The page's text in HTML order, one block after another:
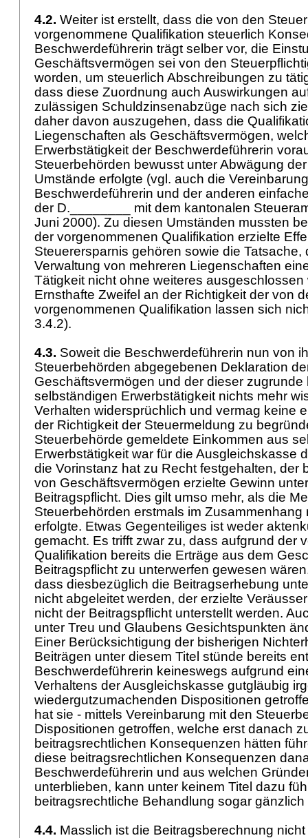
4.2. Weiter ist erstellt, dass die von den
vorgenommene Qualifikation steuerlich
Beschwerdeführerin trägt selber vor, die
Geschäftsvermögen sei von den
worden, um steuerlich Abschreibungen zu
dass diese Zuordnung auch Auswirkungen
zulässigen Schuldzinsenabzüge nach sich
daher davon auszugehen, dass die
Liegenschaften als Geschäftsvermögen,
Erwerbstätigkeit der Beschwerdeführerin
Steuerbehörden bewusst unter Abwägung
Umstände erfolgte (vgl. auch die
Beschwerdeführerin und der anderen
der D.________ mit dem kantonalen
Juni 2000). Zu diesen Umständen mussten
der vorgenommenen Qualifikation erzielte
Steuerersparnis gehören sowie die Tatsache,
Verwaltung von mehreren Liegenschaften
Tätigkeit nicht ohne weiteres ausgeschlossen
Ernsthafte Zweifel an der Richtigkeit der von
vorgenommenen Qualifikation lassen sich
3.4.2).
4.3. Soweit die Beschwerdeführerin nun von
Steuerbehörden abgegebenen Deklaration
Geschäftsvermögen und der dieser zugrunde
selbständigen Erwerbstätigkeit nichts mehr
Verhalten widersprüchlich und vermag keine
der Richtigkeit der Steuermeldung zu
Steuerbehörde gemeldete Einkommen aus
Erwerbstätigkeit war für die Ausgleichskasse
die Vorinstanz hat zu Recht festgehalten, der
von Geschäftsvermögen erzielte Gewinn
Beitragspflicht. Dies gilt umso mehr, als die
Steuerbehörden erstmals im Zusammenhang
erfolgte. Etwas Gegenteiliges ist weder
gemacht. Es trifft zwar zu, dass aufgrund der
Qualifikation bereits die Erträge aus dem
Beitragspflicht zu unterwerfen gewesen
dass diesbezüglich die Beitragserhebung
nicht abgeleitet werden, der erzielte
nicht der Beitragspflicht unterstellt werden.
unter Treu und Glaubens Gesichtspunkten
Einer Berücksichtigung der bisherigen
Beiträgen unter diesem Titel stünde bereits
Beschwerdeführerin keineswegs aufgrund
Verhaltens der Ausgleichskasse gutgläubig
wiedergutzumachenden Dispositionen
hat sie - mittels Vereinbarung mit den
Dispositionen getroffen, welche erst danach
beitragsrechtlichen Konsequenzen hätten
diese beitragsrechtlichen Konsequenzen
Beschwerdeführerin und aus welchen
unterblieben, kann unter keinem Titel dazu
beitragsrechtliche Behandlung sogar
4.4. Masslich ist die Beitragsberechnung